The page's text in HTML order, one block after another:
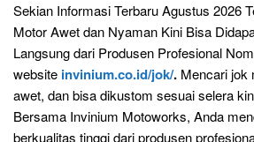
Sekian Informasi Terbaru Agustus 2026
Motor Awet dan Nyaman Kini Bisa
Langsung dari Produsen Profesional
website invinium.co.id/jok/. Mencari jok
awet, dan bisa dikustom sesuai selera
Bersama Invinium Motoworks, Anda
berkualitas tinggi dari produsen